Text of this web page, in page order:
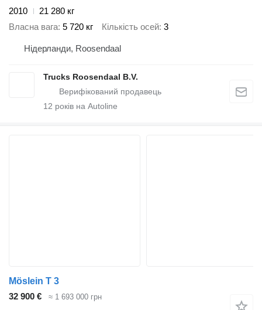
2010
21 280 кг
Власна вага 5 720 кг Кількість осей 3
Нідерланди, Roosendaal
Trucks Roosendaal B.V.
12 років на Autoline
Möslein T 3
32 900 €
≈ 1 693 000 грн